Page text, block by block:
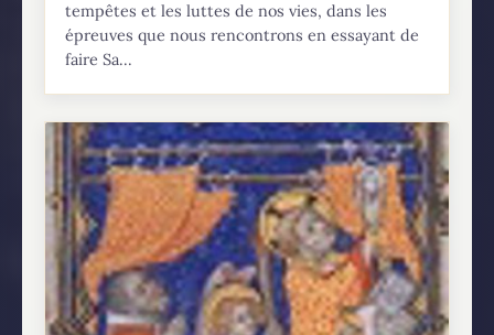
tempêtes et les luttes de nos vies, dans les
épreuves que nous rencontrons en essayant de
faire Sa...